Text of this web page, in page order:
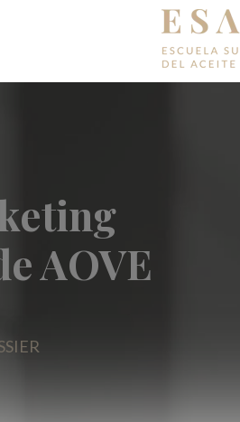
AOVE